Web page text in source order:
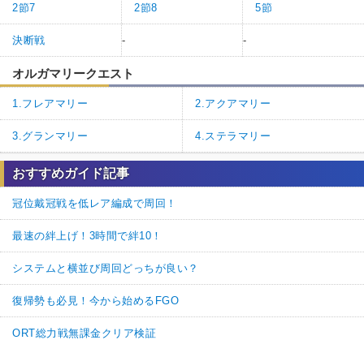
2節7 2節8 5節
決断戦 - -
オルガマリークエスト
1.フレアマリー 2.アクアマリー
3.グランマリー 4.ステラマリー
おすすめガイド記事
冠位戴冠戦を低レア編成で周回！
最速の絆上げ！3時間で絆10！
システムと横並び周回どっちが良い？
復帰勢も必見！今から始めるFGO
ORT総力戦無課金クリア検証